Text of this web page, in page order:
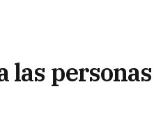
las personas